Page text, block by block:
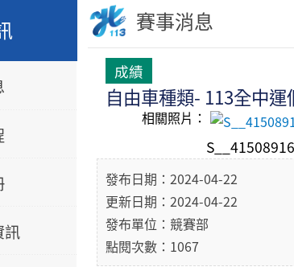
訊
賽事消息
成績
自由車種類- 113全中
相關照片：
發布日期：2024-04-22
更新日期：2024-04-22
發布單位：競賽部
點閱次數：1067